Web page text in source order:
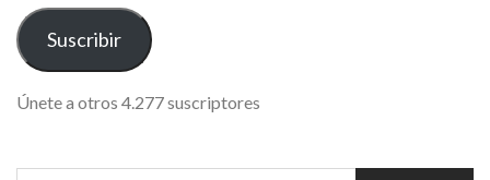
CORREO
ELECTRÓNICO
Suscribir
Únete a otros 4.277 suscriptores